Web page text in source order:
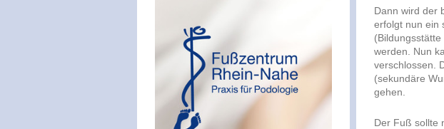
Dann wird der
erfolgt nun ein
werden. Nun
verschlossen.
(sekundäre
gehen.
Der Fuß sollte